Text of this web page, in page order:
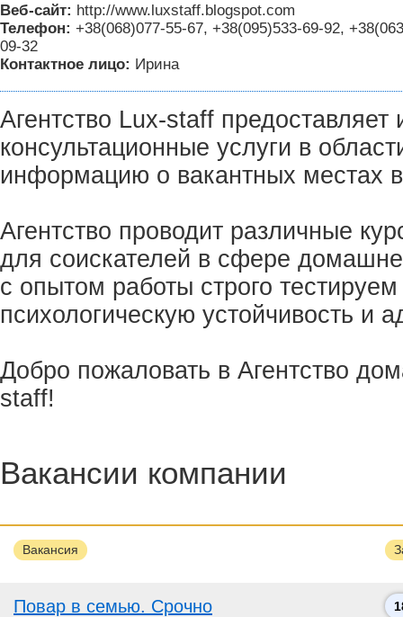
Веб-сайт: http://www.luxstaff.blogspot.com
Телефон: +38(068)077-55-67, +38(095)533-69-92,
09-32
Контактное лицо: Ирина
Агентство Lux-staff
консультационные услуги в
информацию о вакантных местах
Агентство проводит различные
для соискателей в сфере
с опытом работы строго
психологическую устойчивость и
Добро пожаловать в Агентство
staff!
Вакансии компании
Вакансия
Повар в семью. Срочно